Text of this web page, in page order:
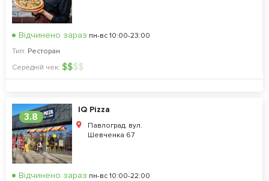
Відчинено зараз пн-вс 10:00-23:00
Тип: Ресторан
Середній чек: $$$$
3.8
IQ Pizza
Павлоград, вул.
Шевченка 67
Відчинено зараз пн-вс 10:00-22:00